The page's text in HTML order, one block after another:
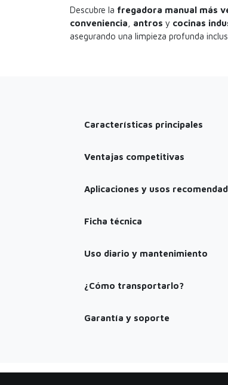
Descubre la fregadora manual más
conveniencia
antros y cocinas
asegurando una limpieza profunda
Características principales
Ventajas competitivas
Aplicaciones y usos
Ficha técnica
Uso diario y mantenimiento
¿Cómo transportarlo?
Garantía y soporte